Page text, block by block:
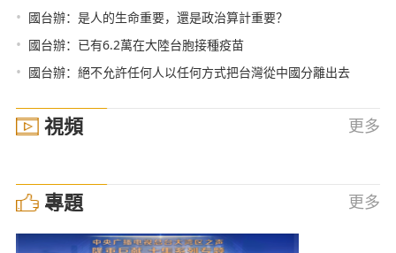
• 國台辦：是人的生命重要，還是政治算計重要？
• 國台辦：已有6.2萬在大陸台胞接種疫苗
• 國台辦：絕不允許任何人以任何方式把台灣從中國分離出去
視頻 更多
專題 更多